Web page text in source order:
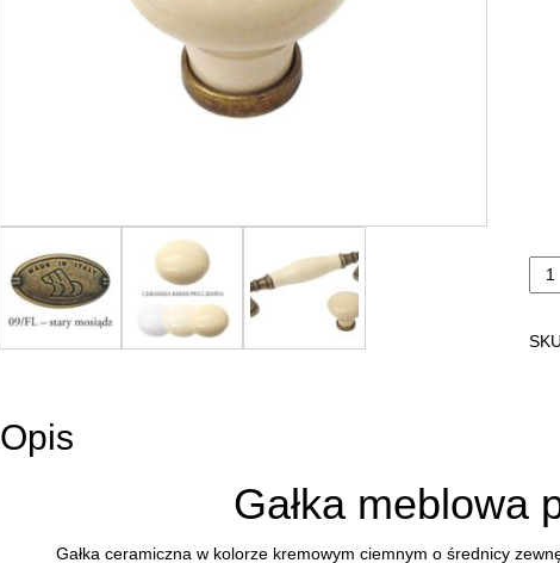
ilość
Opis
Gałka meblowa
Gałka ceramiczna w kolorze kremowym ciemnym o średnicy